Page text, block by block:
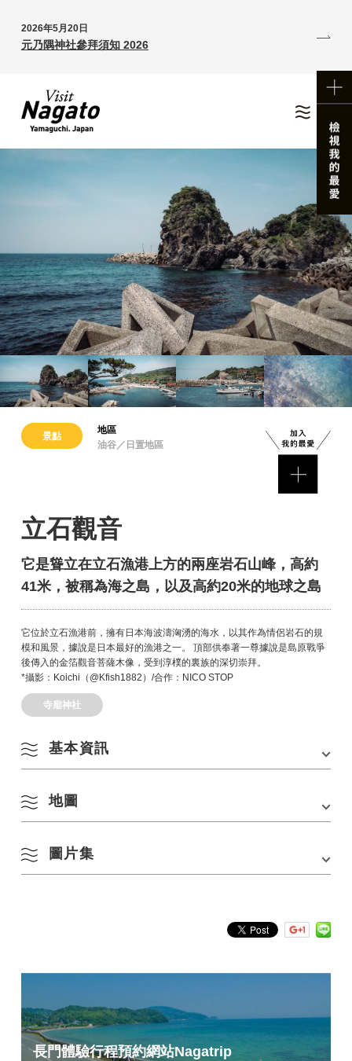
2026年5月20日
元乃隅神社參拜須知 2026
景點
地區
油谷／日置地區
立石觀音
它是聳立在立石漁港上方的兩座岩石山峰，高約
41米，被稱為海之島，以及高約20米的地球之島
它位於立石漁港前，擁有日本海波濤洶湧的海水，以其作為情侶岩石的規
模和風景，據說是日本最好的漁港之一。 頂部供奉著一尊據說是島原戰爭
後傳入的金箔觀音菩薩木像，受到淳樸的裏族的深切崇拜。
*攝影：Koichi（@Kfish1882）/合作：NICO STOP
寺廟神社
基本資訊
地址 地圖
圖片集
長門體驗行程預約網站Nagatrip